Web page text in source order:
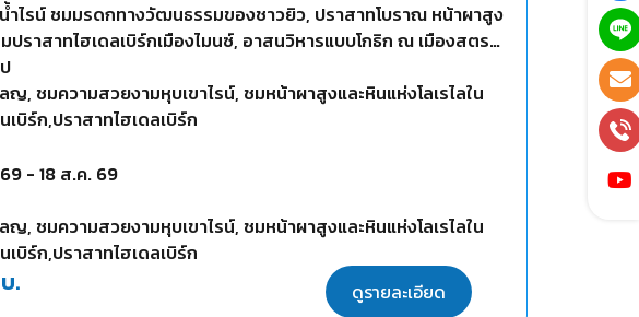
ไรน์ ชมมรดกทางวัฒนธรรมของชาวยิว, ปราสาทโบราณ หน้าผาสูง
ปราสาทไฮเดลเบิร์กเมืองไมนซ์, อาสนวิหารแบบโกธิก ณ เมืองสตรา
ญ, ชมความสวยงามหุบเขาไรน์, ชมหน้าผาสูงและหินแห่งโลเรไลใน
บิร์ก,ปราสาทไฮเดลเบิร์ก
-18 ส.ค. 69
ญ, ชมความสวยงามหุบเขาไรน์, ชมหน้าผาสูงและหินแห่งโลเรไลใน
บิร์ก,ปราสาทไฮเดลเบิร์ก
บ. ดูรายละเอียด